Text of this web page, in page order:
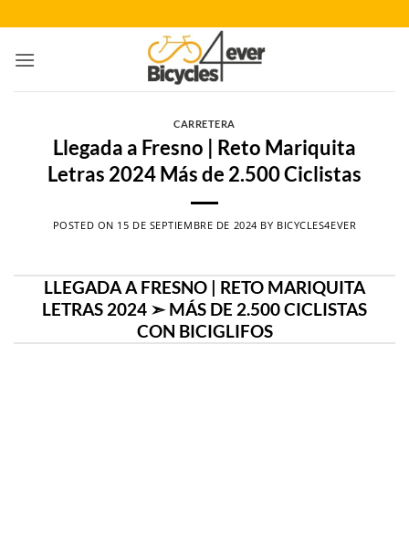
al
contenido
CARRETERA
Llegada a Fresno | Reto Mariquita
Letras 2024 Más de 2.500 Ciclistas
POSTED ON 15 DE SEPTIEMBRE DE 2024 BY BICYCLES4EVER
LLEGADA A FRESNO | RETO MARIQUITA
LETRAS 2024 ➣ MÁS DE 2.500 CICLISTAS
CON BICIGLIFOS